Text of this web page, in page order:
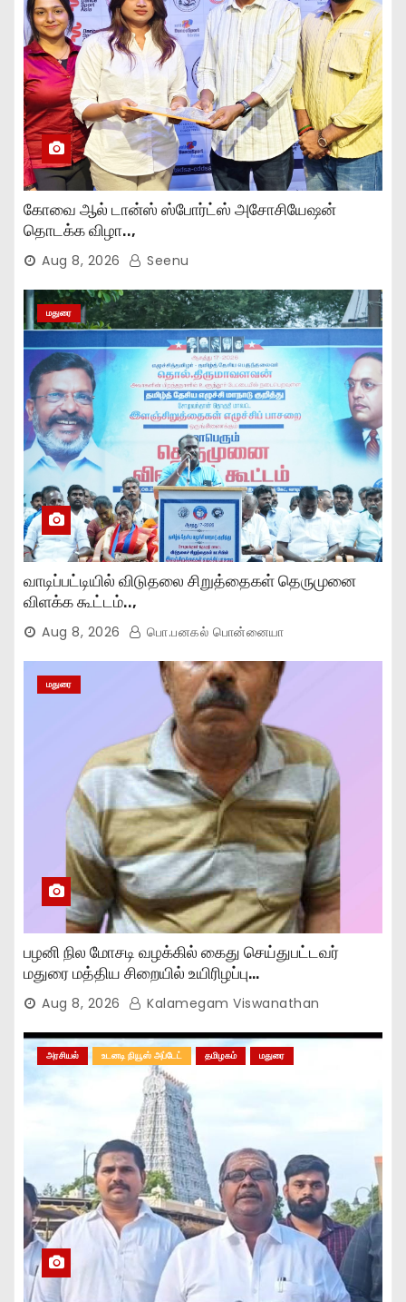
கோவை ஆல் டான்ஸ் ஸ்போர்ட்ஸ் அசோசியேஷன்
தொடக்க விழா..,
Aug 8, 2026 Seenu
மதுரை
வாடிப்பட்டியில் விடுதலை சிறுத்தைகள் தெருமுனை
விளக்க கூட்டம்..,
Aug 8, 2026 பொ.பனகல் பொன்னையா
மதுரை
பழனி நில மோசடி வழக்கில் கைது செய்துபட்டவர்
மதுரை மத்திய சிறையில் உயிரிழப்பு…
Aug 8, 2026 Kalamegam Viswanathan
அரசியல் உடனடி நியூஸ் அப்டேட் தமிழகம் மதுரை